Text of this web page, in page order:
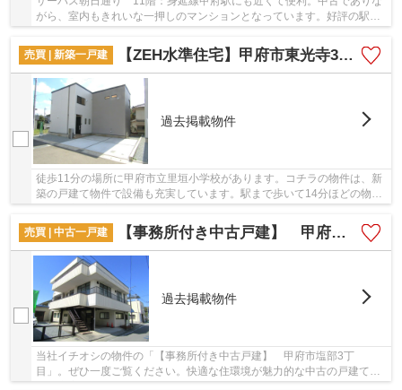
がら、室内もきれいな一押しのマンションとなっています。好評の駅近
売買 | 新築一戸建
【ZEH水準住宅】甲府市東光寺3丁目A棟
過去掲載物件
徒歩11分の場所に甲府市立里垣小学校があります。コチラの物件は、新
築の戸建て物件で設備も充実しています。駅まで歩いて14分ほどの物件
売買 | 中古一戸建
【事務所付き中古戸建】 甲府市塩部3丁目
過去掲載物件
当社イチオシの物件の「【事務所付き中古戸建】 甲府市塩部3丁
目」。ぜひ一度ご覧ください。快適な住環境が魅力的な中古の戸建て物